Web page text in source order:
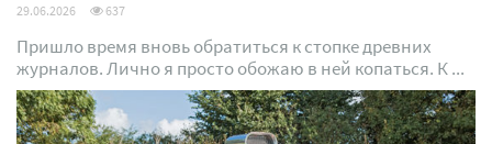
29.06.2026 637
Пришло время вновь обратиться к стопке древних
журналов. Лично я просто обожаю в ней копаться. К ...